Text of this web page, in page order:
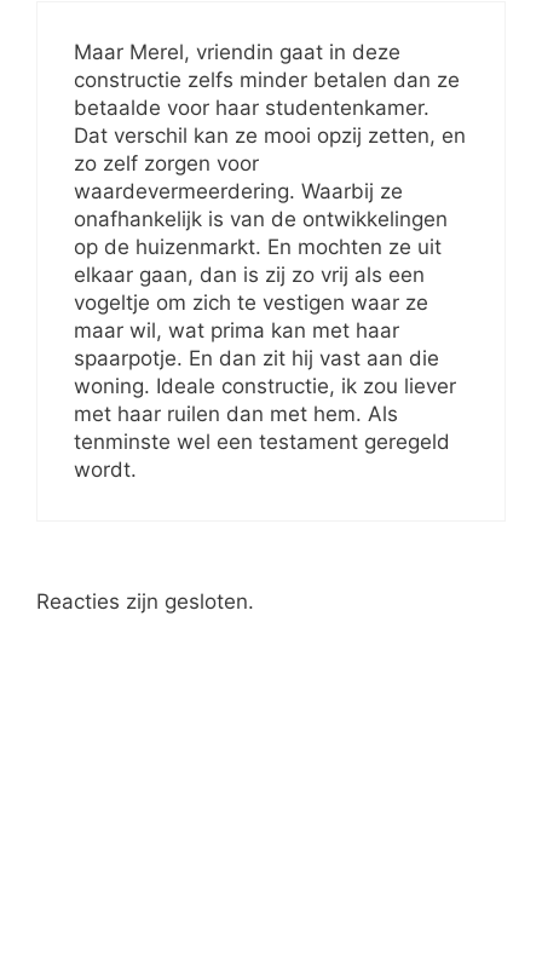
Maar Merel, vriendin gaat in deze
constructie zelfs minder betalen dan ze
betaalde voor haar studentenkamer.
Dat verschil kan ze mooi opzij zetten, en
zo zelf zorgen voor
waardevermeerdering. Waarbij ze
onafhankelijk is van de ontwikkelingen
op de huizenmarkt. En mochten ze uit
elkaar gaan, dan is zij zo vrij als een
vogeltje om zich te vestigen waar ze
maar wil, wat prima kan met haar
spaarpotje. En dan zit hij vast aan die
woning. Ideale constructie, ik zou liever
met haar ruilen dan met hem. Als
tenminste wel een testament geregeld
wordt.
Reacties zijn gesloten.